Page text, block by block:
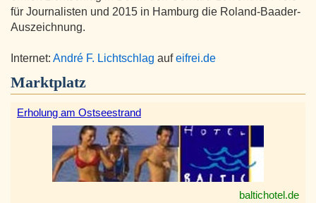
für Journalisten und 2015 in Hamburg die Roland-Baader-
Auszeichnung.
Internet: André F. Lichtschlag aufeifrei.de
Marktplatz
Erholung am Ostseestrand
baltichotel.de